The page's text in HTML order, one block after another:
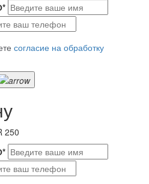
*
согласие на обработку
250
*